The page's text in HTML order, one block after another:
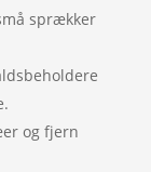
sprækker
og fjern